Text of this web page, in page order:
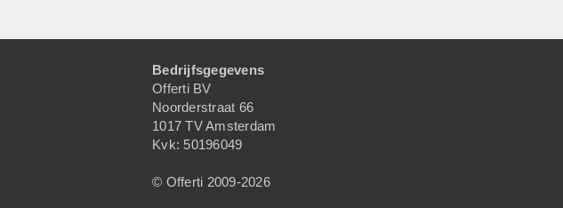
Bedrijfsgegevens
Offerti BV
Noorderstraat 66
1017 TV Amsterdam
Kvk: 50196049
© Offerti 2009-2026